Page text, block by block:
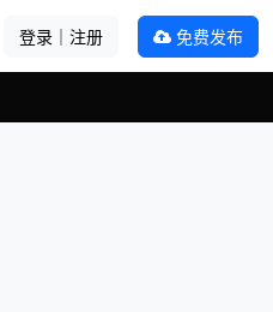
登录｜注册 免费发布